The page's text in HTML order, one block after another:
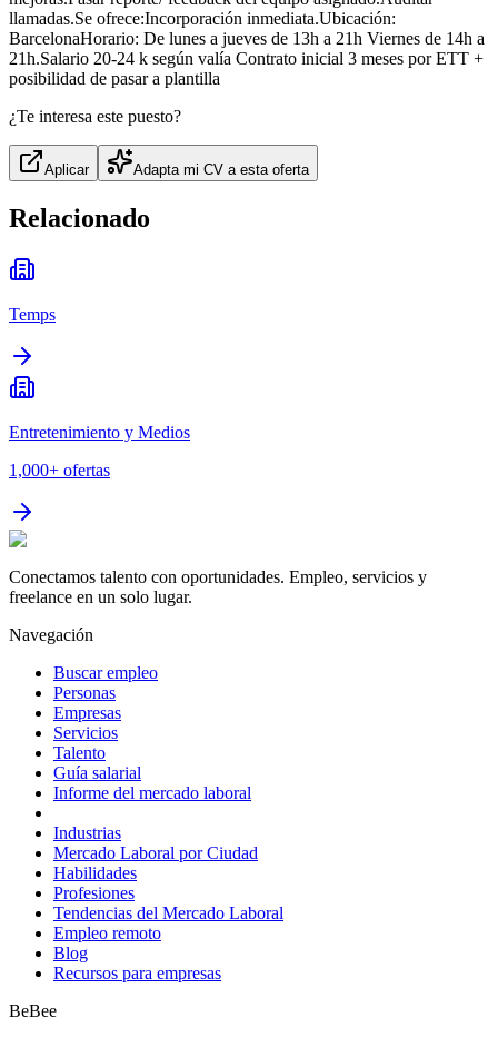
llamadas.Se ofrece:Incorporación inmediata.Ubicación:
BarcelonaHorario: De lunes a jueves de 13h a 21h Viernes de 14h a
21h.Salario 20-24 k según valía Contrato inicial 3 meses por ETT +
posibilidad de pasar a plantilla
¿Te interesa este puesto?
Aplicar Adapta mi CV a esta oferta
Relacionado
Temps
Entretenimiento y Medios
1,000+ ofertas
Conectamos talento con oportunidades. Empleo, servicios y
freelance en un solo lugar.
Navegación
Buscar empleo
Personas
Empresas
Servicios
Talento
Guía salarial
Informe del mercado laboral
Industrias
Mercado Laboral por Ciudad
Habilidades
Profesiones
Tendencias del Mercado Laboral
Empleo remoto
Blog
Recursos para empresas
BeBee